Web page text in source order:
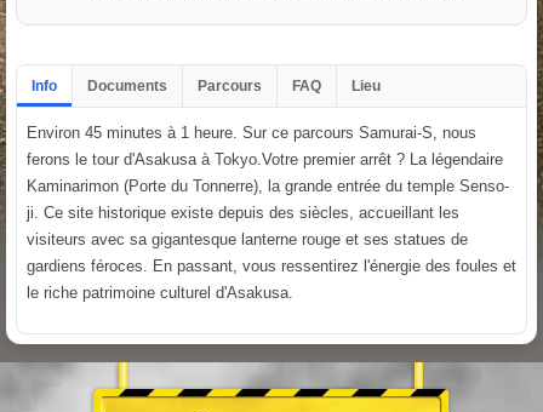
Info Documents Parcours FAQ Lieu
Environ 45 minutes à 1 heure. Sur ce parcours Samurai-S, nous
ferons le tour d'Asakusa à Tokyo.Votre premier arrêt ? La légendaire
Kaminarimon (Porte du Tonnerre), la grande entrée du temple Senso-
ji. Ce site historique existe depuis des siècles, accueillant les
visiteurs avec sa gigantesque lanterne rouge et ses statues de
gardiens féroces. En passant, vous ressentirez l'énergie des foules et
le riche patrimoine culturel d'Asakusa.